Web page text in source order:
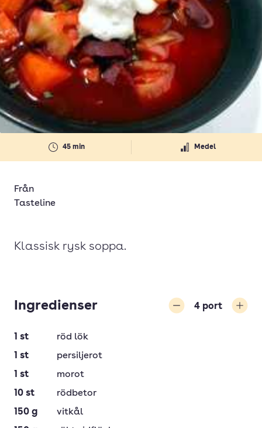
45 min Medel
Från
Tasteline
Klassisk rysk soppa.
Ingredienser 4 port
1 st
röd lök
1 st
persiljerot
1 st
morot
10 st
rödbetor
150 g
vitkål